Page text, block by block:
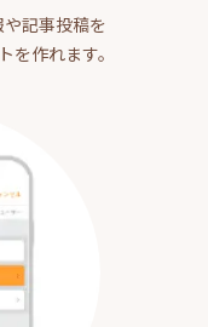
記事投稿を
を作れます。